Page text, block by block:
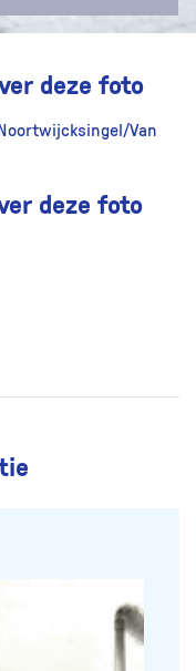
deze foto
Van
deze foto